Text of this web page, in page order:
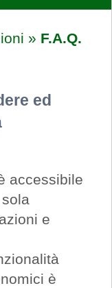
» F.A.Q.
ed
accessibile
e
è